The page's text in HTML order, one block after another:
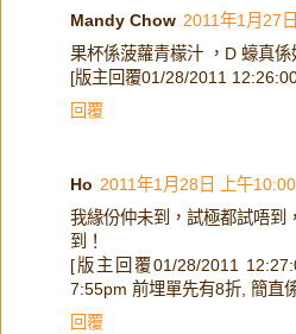
Mandy Chow 2011年1月27
果杯係菠蘿青檬汁 ，D 蠔真係
[版主回覆01/28/2011
回覆
Ho 2011年1月28日 上午10:00
我緣份仲未到，試極都試唔到
到！
[版主回覆01/28/2011
7:55pm 前埋單先有8折, 簡直
回覆